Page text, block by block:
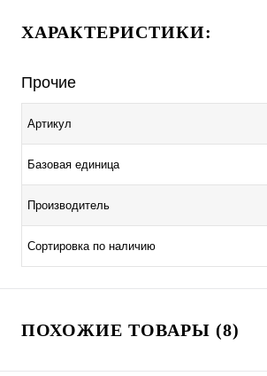
ХАРАКТЕРИСТИКИ:
Прочие
Артикул
Базовая единица
Производитель
Сортировка по наличию
ПОХОЖИЕ ТОВАРЫ (8)